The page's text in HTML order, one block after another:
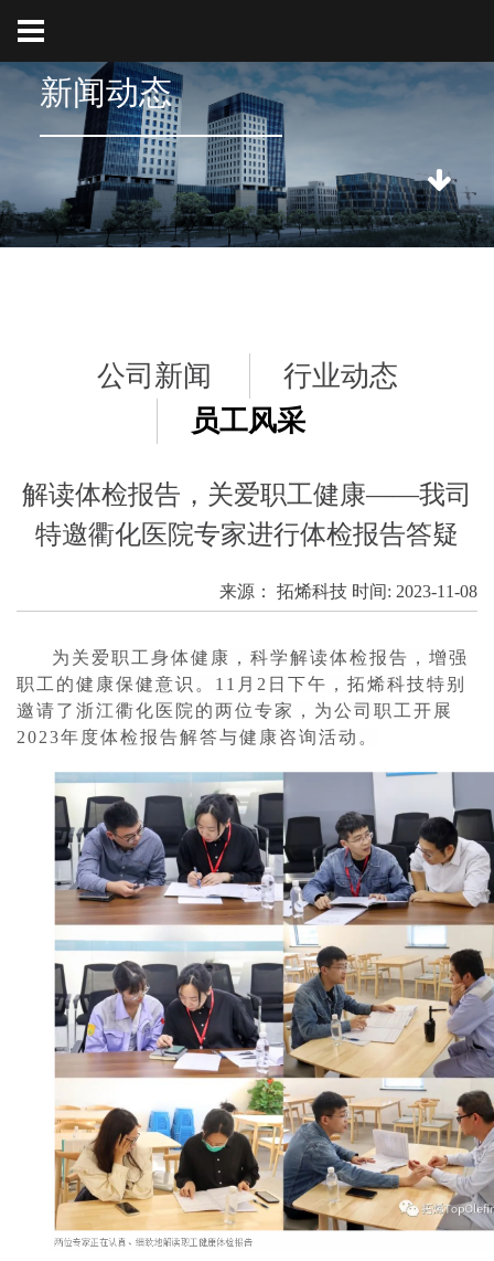
新闻动态
公司新闻
行业动态
员工风采
解读体检报告，关爱职工健康——我司
特邀衢化医院专家进行体检报告答疑
来源： 拓烯科技 时间: 2023-11-08
为关爱职工身体健康，科学解读体检报告，增强
职工的健康保健意识。11月2日下午，拓烯科技特别
邀请了浙江衢化医院的两位专家，为公司职工开展
2023年度体检报告解答与健康咨询活动。